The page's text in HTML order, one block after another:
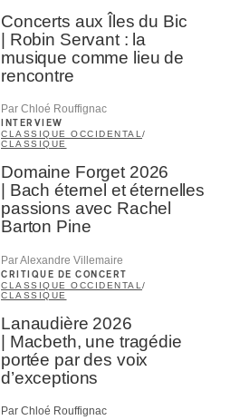
Concerts aux Îles du Bic
| Robin Servant : la
musique comme lieu de
rencontre
Par Chloé Rouffignac
INTERVIEW
CLASSIQUE OCCIDENTAL/
CLASSIQUE
Domaine Forget 2026
| Bach éternel et éternelles
passions avec Rachel
Barton Pine
Par Alexandre Villemaire
CRITIQUE DE CONCERT
CLASSIQUE OCCIDENTAL /
CLASSIQUE
Lanaudière 2026
| Macbeth, une tragédie
portée par des voix
d’exceptions
Par Chloé Rouffignac